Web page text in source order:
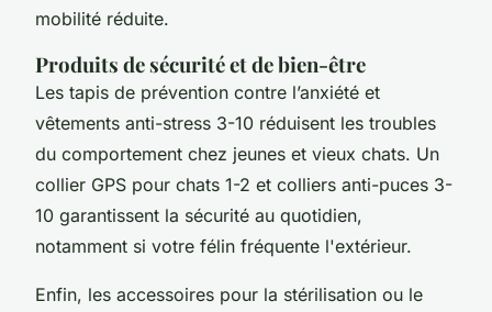
mobilité réduite.
Produits de sécurité et de bien-être
Les tapis de prévention contre l’anxiété et
vêtements anti-stress 3-10 réduisent les troubles
du comportement chez jeunes et vieux chats. Un
collier GPS pour chats 1-2 et colliers anti-puces 3-
10 garantissent la sécurité au quotidien,
notamment si votre félin fréquente l'extérieur.
Enfin, les accessoires pour la stérilisation ou le